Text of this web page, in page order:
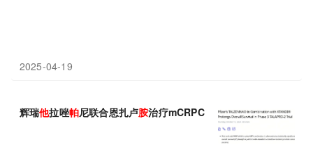
2025-04-19
辉瑞他拉唑帕尼联合恩扎卢胺治疗mCRPC III期研究达到OS终点